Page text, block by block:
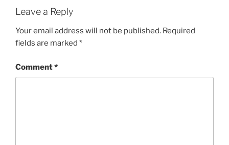
Leave a Reply
Your email address will not be published. Required
fields are marked *
Comment*